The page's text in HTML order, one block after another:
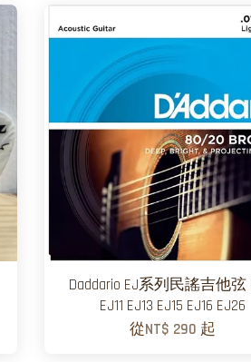
Daddario EJ系列民謠吉他弦
EJ11 EJ13 EJ15 EJ16 EJ26
從NT$ 290 起